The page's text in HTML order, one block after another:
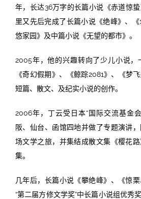
年，长达36万字的长篇小说《赤道惊
里又先后完成了长篇小说《绝峰》、
悠家园》及中篇小说《无望的都市》。
2005年，他的兴趣转向了少儿小说，
《奇幻假期》、《鲸踪2081》、《梦
短篇、散文、及纪实小说的创作。
2006年，丁云受日本“国际交流基金
阪、仙台、函馆四地并做了专题演讲
场文学之旅，并集结成散文集《樱花
集。
几年后，长篇小说《攀绝峰》、《惊
“第二届方修文学奖”中长篇小说组优秀